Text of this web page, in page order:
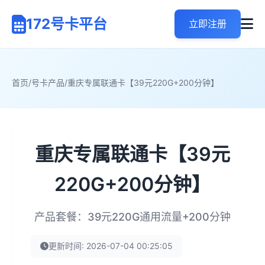
172号卡平台 立即注册
首页/号卡产品/重庆专属联通卡【39元220G+200分钟】
重庆专属联通卡【39元
220G+200分钟】
产品套餐：39元220G通用流量+200分钟
更新时间: 2026-07-04 00:25:05